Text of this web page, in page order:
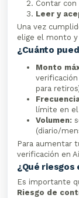
Contar con
Leer y
Una vez
elige el monto
¿Cuánto
Monto
para
límite en el
Volumen:
(diario/
Para aumentar
verificación en
¿Qué riesgos
Es importante
Riesgo de